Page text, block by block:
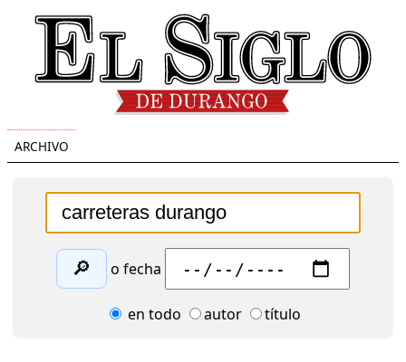
ARCHIVO
🔎 o fecha
en todo autor título